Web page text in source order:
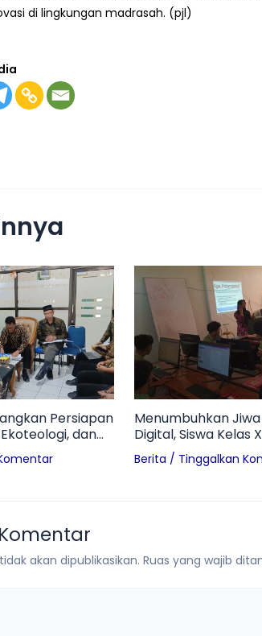
di lingkungan madrasah. (pjl)
Persiapan
dan
Menumbuhkan
Digital, Siswa Kelas
Pelajari Profil
Tantangan Branding
Berita / Tinggalkan
akan dipublikasikan. Ruas yang wajib